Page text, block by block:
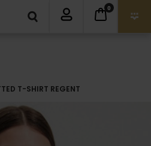
0
T-SHIRT REGENT